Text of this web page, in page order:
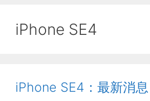
iPhone SE4
iPhone SE4：最新消息